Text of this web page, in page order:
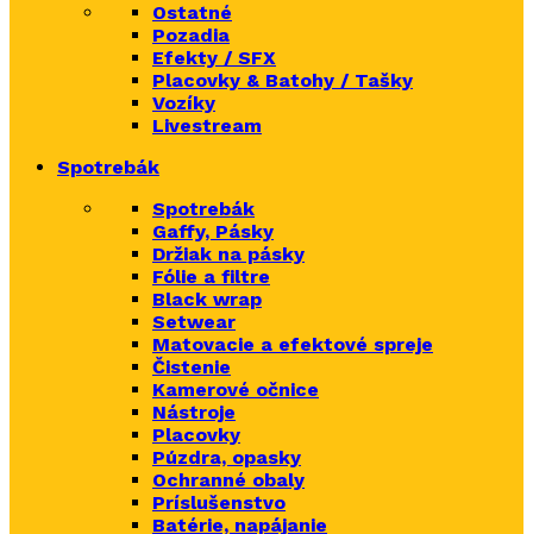
Ostatné
Pozadia
Efekty / SFX
Placovky & Batohy / Tašky
Vozíky
Livestream
Spotrebák
Spotrebák
Gaffy, Pásky
Držiak na pásky
Fólie a filtre
Black wrap
Setwear
Matovacie a efektové spreje
Čistenie
Kamerové očnice
Nástroje
Placovky
Púzdra, opasky
Ochranné obaly
Príslušenstvo
Batérie, napájanie